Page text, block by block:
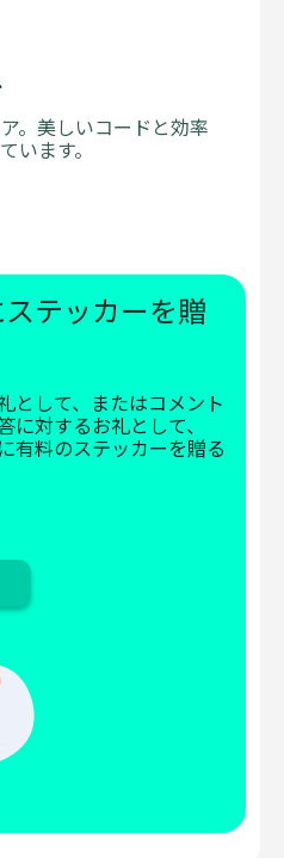
。美しいコードと効率
います。
テッカーを贈
として、またはコメント
対するお礼として、
有料のステッカーを贈る